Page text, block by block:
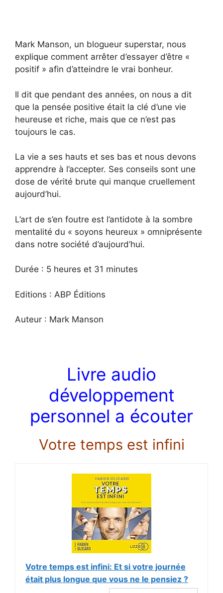
Mark Manson, un blogueur superstar, nous
explique comment arrêter d’essayer d’être «
positif » afin d’atteindre le vrai bonheur.
Il dit que pendant des années, on nous a dit
que la pensée positive était la clé d’une vie
heureuse et riche, mais que ce n’est pas
toujours le cas.
La vie a ses hauts et ses bas et nous devons
apprendre à l’accepter. Ses conseils sont une
dose de vérité brute qui manque cruellement
aujourd’hui.
L’art de s’en foutre est l’antidote à la sombre
mentalité du « soyons heureux » omniprésente
dans notre société d’aujourd’hui.
Durée : 5 heures et 31 minutes
Editions : ABP Éditions
Auteur : Mark Manson
Livre audio
développement
personnel a écouter
Votre temps est infini
Votre temps est infini: Et si votre journée
était plus longue que vous ne le pensiez ?